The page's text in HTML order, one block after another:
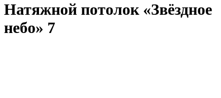
Натяжной потолок «Звёздное
небо» 7